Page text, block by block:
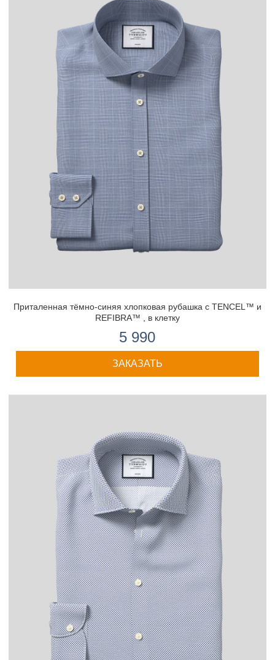
Приталенная тёмно-синяя хлопковая рубашка с TENCEL™ и
REFIBRA™ , в клетку
5 990
ЗАКАЗАТЬ